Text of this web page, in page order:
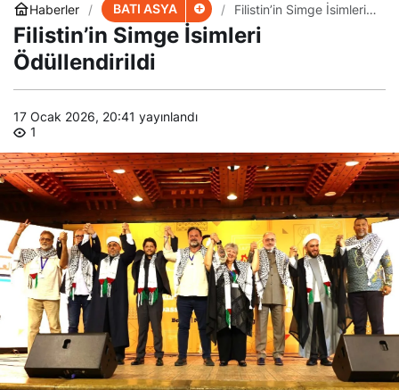
Haberler BATI ASYA
Filistin’in Simge İsimleri
Ödüllendirildi
Filistin’in Simge İsimleri
Ödüllendirildi
17 Ocak 2026, 20:41 yayınlandı
1